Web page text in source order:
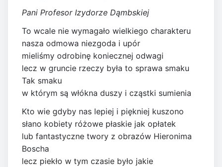
Pani Profesor Izydorze Dąmbskiej
To wcale nie wymagało wielkiego charakteru
nasza odmowa niezgoda i upór
mieliśmy odrobinę koniecznej odwagi
lecz w gruncie rzeczy była to sprawa smaku
Tak smaku
w którym są włókna duszy i cząstki sumienia
Kto wie gdyby nas lepiej i piękniej kuszono
słano kobiety różowe płaskie jak opłatek
lub fantastyczne twory z obrazów Hieronima
Boscha
lecz piekło w tym czasie było jakie